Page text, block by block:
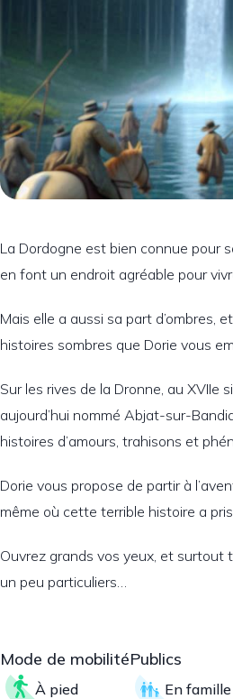
La Dordogne est bien connue pour
en font un endroit agréable pour
Mais elle a aussi sa part d’ombres,
histoires sombres que Dorie vous
Sur les rives de la Dronne, au XVIIe
aujourd’hui nommé Abjat-sur-
histoires d’amours, trahisons et
Dorie vous propose de partir à
même où cette terrible histoire a
Ouvrez grands vos yeux, et surtout
un peu particuliers…
Mode de mobilité
À pied
Publics
En famille